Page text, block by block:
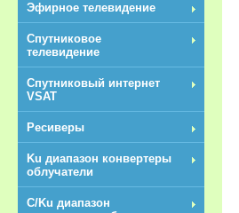
Эфирное телевидение
Спутниковое
телевидение
Спутниковый интернет
VSAT
Ресиверы
Ku диапазон конвертеры
облучатели
C/Ku диапазон